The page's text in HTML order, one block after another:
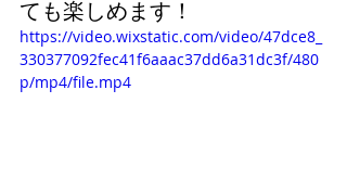
ても楽しめます！
https://video.wixstatic.com/video/47dce8_
330377092fec41f6aaac37dd6a31dc3f/480
p/mp4/file.mp4